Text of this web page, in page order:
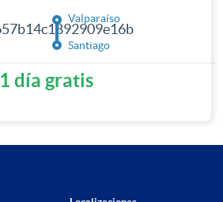
Valparaíso
Santiago
1 día gratis